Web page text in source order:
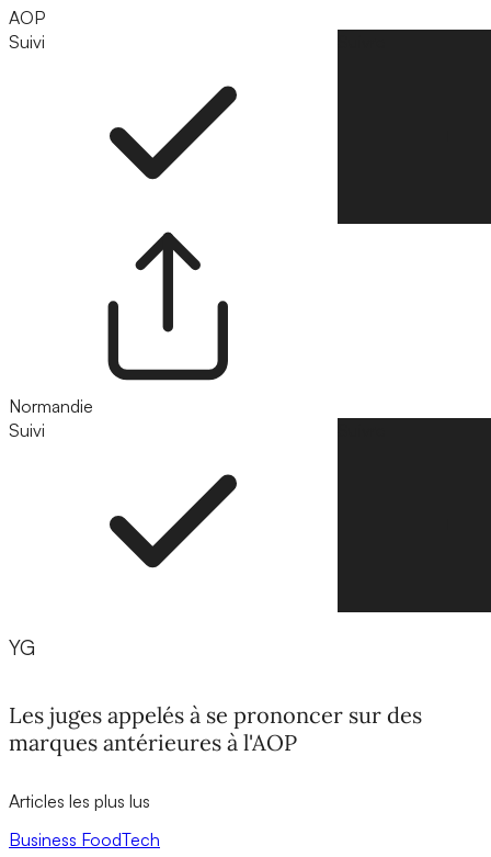
AOP
Suivi
Normandie
Suivi
YG
Les juges appelés à se prononcer sur des
marques antérieures à l'AOP
Articles les plus lus
Business FoodTech